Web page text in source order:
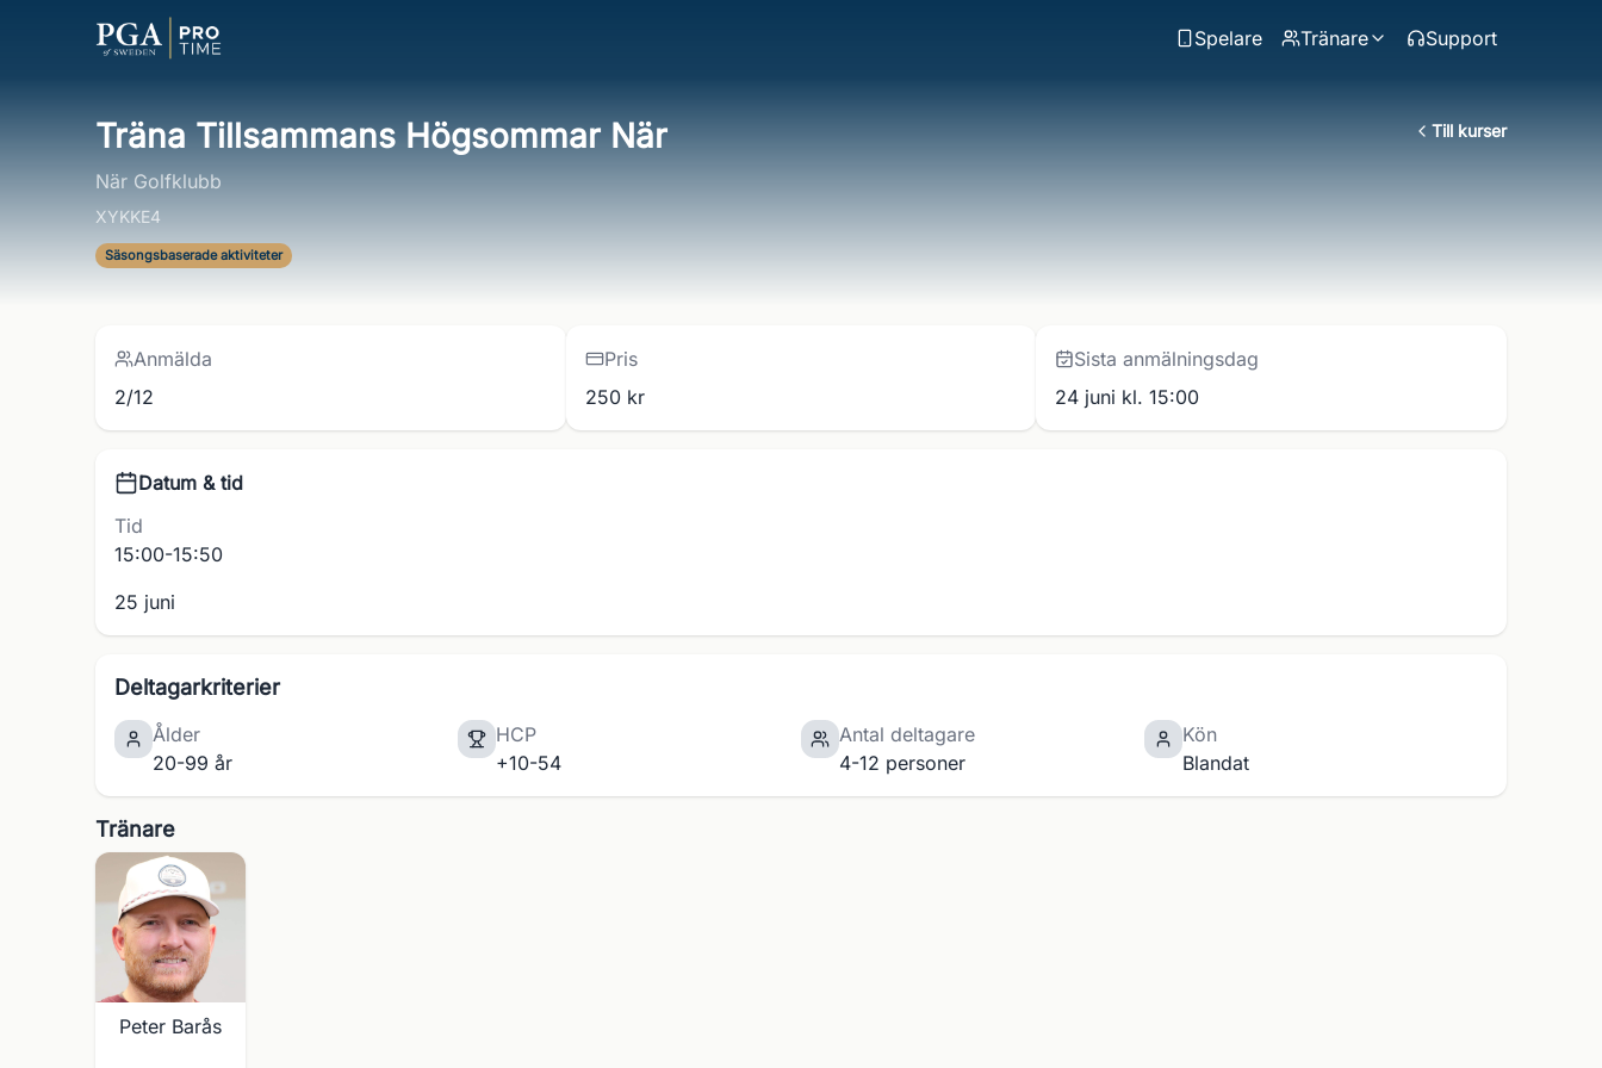
Spelare Tränare Support
Till kurser
Träna Tillsammans Högsommar När
När Golfklubb
XYKKE4
Säsongsbaserade aktiviteter
Anmälda
2/12
Pris
250 kr
Sista anmälningsdag
24 juni kl. 15:00
Datum & tid
Tid
15:00-15:50
25 juni
Deltagarkriterier
Ålder
20-99 år
HCP
+10-54
Antal deltagare
4-12 personer
Kön
Blandat
Tränare
Peter Barås